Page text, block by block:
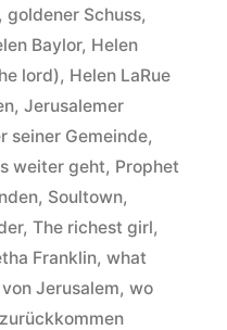
, goldener Schuss,
Baylor, Helen
lord), Helen LaRue
, Jerusalemer
seiner Gemeinde,
weiter geht, Prophet
, Soultown,
, The richest girl,
Franklin, what
Jerusalem, wo